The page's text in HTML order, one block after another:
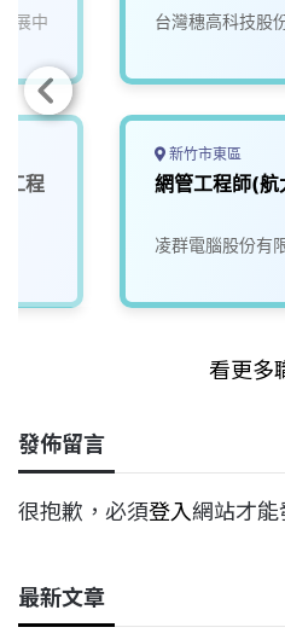
展中
程
台灣穗高科技股
新竹市東區
網管工程師(航
凌群電腦股份有
看更多
發佈留言
很抱歉，必須登入網站才能
最新文章